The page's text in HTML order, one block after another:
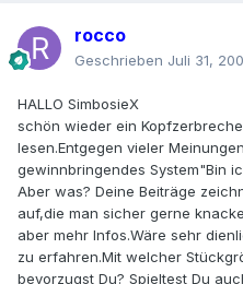
rocco
Geschrieben Juli 31,
HALLO SimbosieX
schön wieder ein
lesen.Entgegen vieler
gewinnbringendes System"Bin
Aber was? Deine Beiträge
auf,die man sicher gerne
aber mehr Infos.Wäre sehr
zu erfahren.Mit welcher
bevorzugst Du? Spieltest Du